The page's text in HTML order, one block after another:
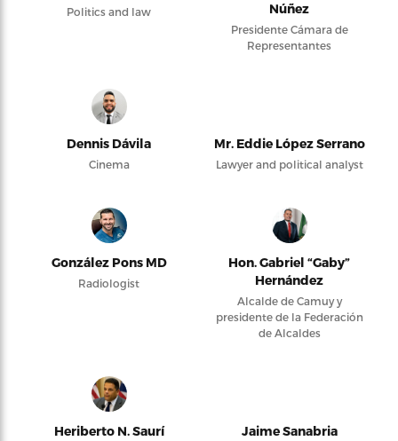
Politics and law
Núñez
Presidente Cámara de
Representantes
Dennis Dávila
Cinema
Mr. Eddie López Serrano
Lawyer and political analyst
González Pons MD
Radiologist
Hon. Gabriel “Gaby”
Hernández
Alcalde de Camuy y
presidente de la Federación
de Alcaldes
Heriberto N. Saurí Jaime Sanabria